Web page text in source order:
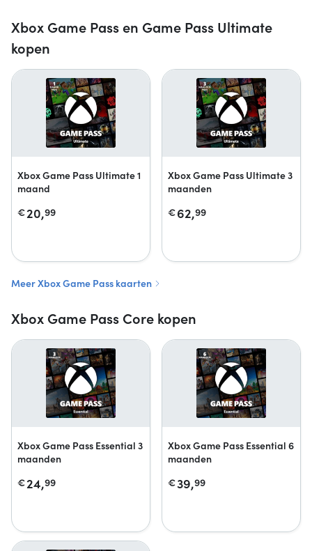
Xbox Game Pass en Game Pass Ultimate
kopen
Xbox Game Pass Ultimate 1
maand
€20,99
Xbox Game Pass Ultimate 3
maanden
€62,99
Meer Xbox Game Pass kaarten
Xbox Game Pass Core kopen
Xbox Game Pass Essential 3
maanden
€24,99
Xbox Game Pass Essential 6
maanden
€39,99